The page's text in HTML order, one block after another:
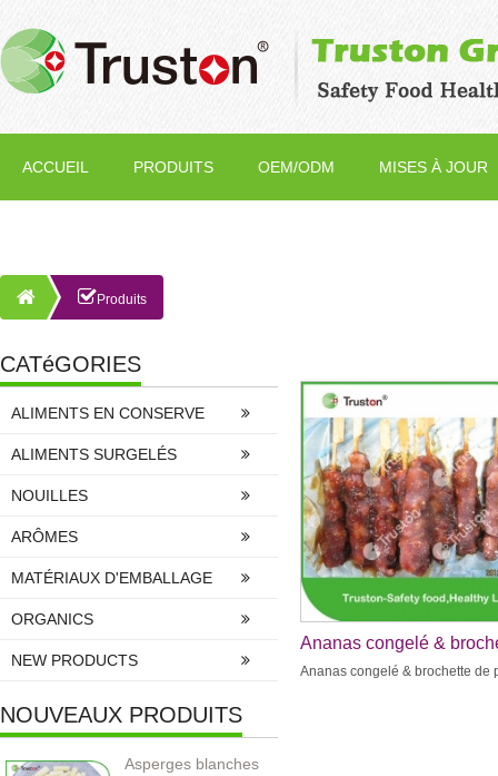
ACCUEIL PRODUITS OEM/ODM MISES À JOUR
Produits
CATéGORIES
ALIMENTS EN CONSERVE
ALIMENTS SURGELÉS
NOUILLES
ARÔMES
MATÉRIAUX D'EMBALLAGE
ORGANICS
NEW PRODUCTS
NOUVEAUX PRODUITS
Asperges blanches
Ananas congelé &
de poulet
Ananas congelé & brochette de